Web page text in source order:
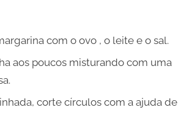
com o ovo , o leite e o sal.
aos poucos misturando com uma
corte círculos com a ajuda de